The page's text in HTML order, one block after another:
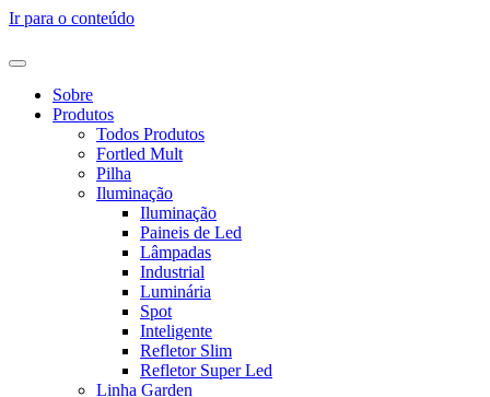
Ir para o conteúdo
Sobre
Produtos
Todos Produtos
Fortled Mult
Pilha
Iluminação
Iluminação
Paineis de Led
Lâmpadas
Industrial
Luminária
Spot
Inteligente
Refletor Slim
Refletor Super Led
Linha Garden